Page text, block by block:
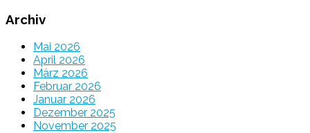
Archiv
Mai 2026
April 2026
März 2026
Februar 2026
Januar 2026
Dezember 2025
November 2025